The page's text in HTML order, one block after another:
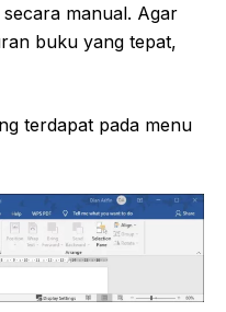
manual. Agar
buku yang tepat,
terdapat pada menu